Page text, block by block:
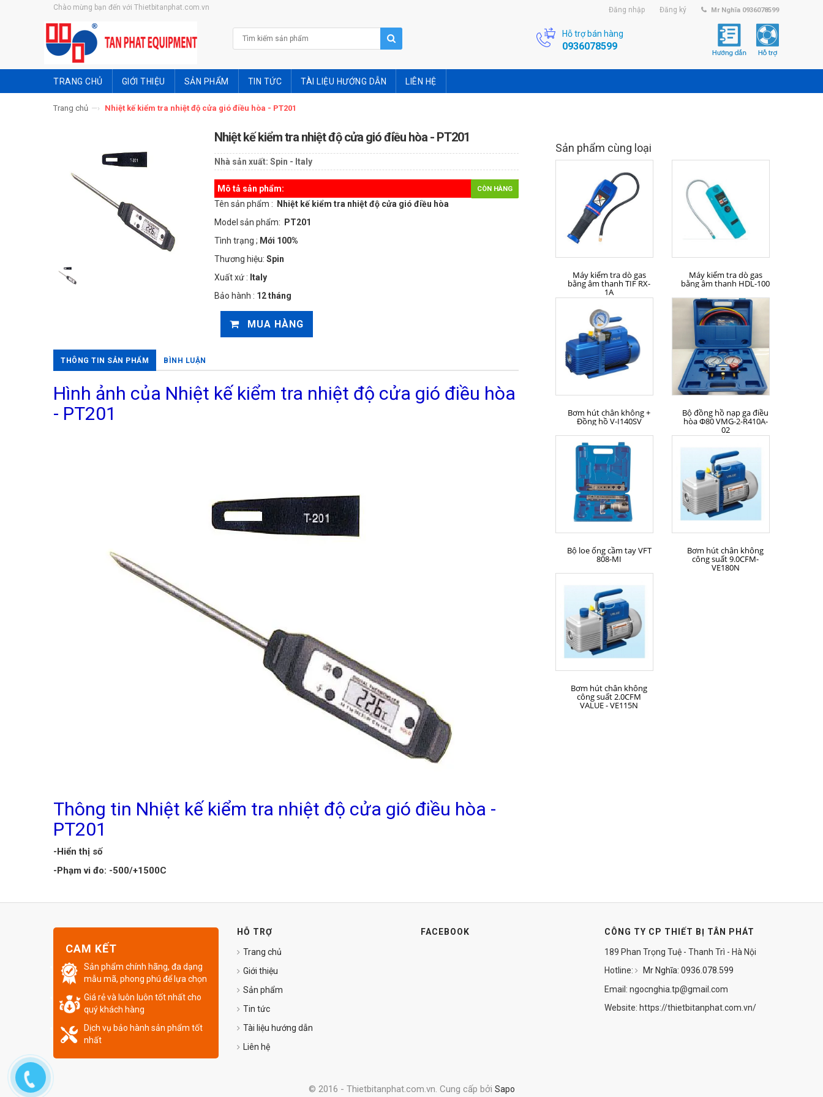
Chào mừng bạn đến với Thietbitanphat.com.vn Đăng nhập Đăng ký Mr Nghĩa 0936078599
Hỗ trợ bán hàng
0936078599
TRANG CHỦ GIỚI THIỆU SẢN PHẨM TIN TỨC TÀI LIỆU HƯỚNG DẪN LIÊN HỆ
Trang chủ —› Nhiệt kế kiểm tra nhiệt độ cửa gió điều hòa - PT201
Nhiệt kế kiểm tra nhiệt độ cửa gió điều hòa - PT201
Nhà sản xuất: Spin - Italy
CÒN HÀNG
Mô tả sản phẩm:
Tên sản phẩm :
Nhiệt kế kiểm tra nhiệt độ cửa gió điều hòa
Model sản phẩm: PT201
Tình trạng ; Mới 100%
Thương hiệu:Spin
Xuất xứ : Italy
Bảo hành : 12 tháng
MUA HÀNG
THÔNG TIN SẢN PHẨM BÌNH LUẬN
Hình ảnh của Nhiệt kế kiểm tra nhiệt độ cửa gió điều hòa
- PT201
Thông tin Nhiệt kế kiểm tra nhiệt độ cửa gió điều hòa -
PT201
-Hiển thị số
-Phạm vi đo: -500/+1500C
Sản phẩm cùng loại
MUA HÀNG
Máy kiểm tra dò gas
bằng âm thanh TIF RX-
1A
MUA HÀNG
Máy kiểm tra dò gas
bằng âm thanh HDL-100
Bơm hút chân không +
Đồng hồ V-I140SV
MUA HÀNG
Bộ đồng hồ nạp ga điều
hòa Φ80 VMG-2-R410A-
02
MUA HÀNG
Bộ loe ống cầm tay VFT
808-MI
Bơm hút chân không
công suất 9.0CFM-
VE180N
Bơm hút chân không
công suất 2.0CFM
VALUE - VE115N
CAM KẾT
Sản phẩm chính hãng, đa dạng
mẫu mã, phong phú để lựa chọn
Giá rẻ và luôn luôn tốt nhất cho
quý khách hàng
Dịch vụ bảo hành sản phẩm tốt
nhất
HỖ TRỢ
Trang chủ
Giới thiệu
Sản phẩm
Tin tức
Tài liệu hướng dẫn
Liên hệ
FACEBOOK CÔNG TY CP THIẾT BỊ TÂN PHÁT
189 Phan Trọng Tuệ - Thanh Trì - Hà Nội
Hotline:
Mr Nghĩa: 0936.078.599
Email: ngocnghia.tp@gmail.com
Website: https://thietbitanphat.com.vn/
© 2016 - Thietbitanphat.com.vn. Cung cấp bởi Sapo